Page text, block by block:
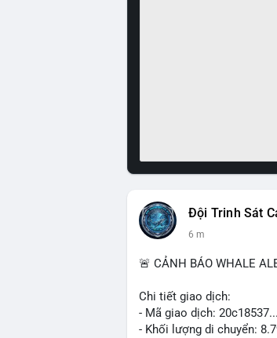
Đội Trinh Sát
6 m
🚨 CẢNH BÁO WHALE
Chi tiết giao dịch:
- Mã giao dịch:
- Khối lượng di chuyển: